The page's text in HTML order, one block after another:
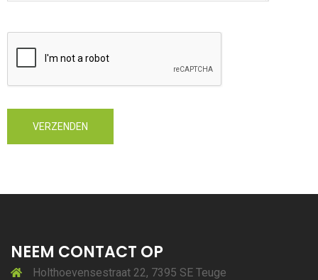
NEEM CONTACT OP
Holthoevensestraat 22, 7395 SE Teuge